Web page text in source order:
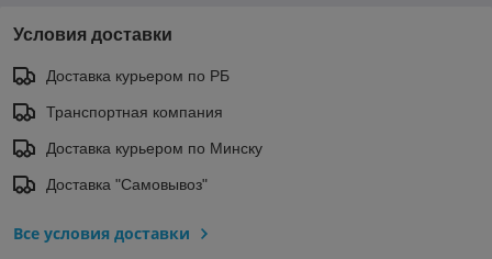
Условия доставки
Доставка курьером по РБ
Транспортная компания
Доставка курьером по Минску
Доставка "Самовывоз"
Все условия доставки